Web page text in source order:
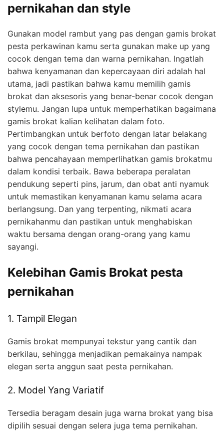
pernikahan dan style
Gunakan model rambut yang pas dengan gamis brokat
pesta perkawinan kamu serta gunakan make up yang
cocok dengan tema dan warna pernikahan. Ingatlah
bahwa kenyamanan dan kepercayaan diri adalah hal
utama, jadi pastikan bahwa kamu memilih gamis
brokat dan aksesoris yang benar-benar cocok dengan
stylemu. Jangan lupa untuk memperhatikan bagaimana
gamis brokat kalian kelihatan dalam foto.
Pertimbangkan untuk berfoto dengan latar belakang
yang cocok dengan tema pernikahan dan pastikan
bahwa pencahayaan memperlihatkan gamis brokatmu
dalam kondisi terbaik. Bawa beberapa peralatan
pendukung seperti pins, jarum, dan obat anti nyamuk
untuk memastikan kenyamanan kamu selama acara
berlangsung. Dan yang terpenting, nikmati acara
pernikahanmu dan pastikan untuk menghabiskan
waktu bersama dengan orang-orang yang kamu
sayangi.
Kelebihan Gamis Brokat pesta
pernikahan
1. Tampil Elegan
Gamis brokat mempunyai tekstur yang cantik dan
berkilau, sehingga menjadikan pemakainya nampak
elegan serta anggun saat pesta pernikahan.
2. Model Yang Variatif
Tersedia beragam desain juga warna brokat yang bisa
dipilih sesuai dengan selera juga tema pernikahan.